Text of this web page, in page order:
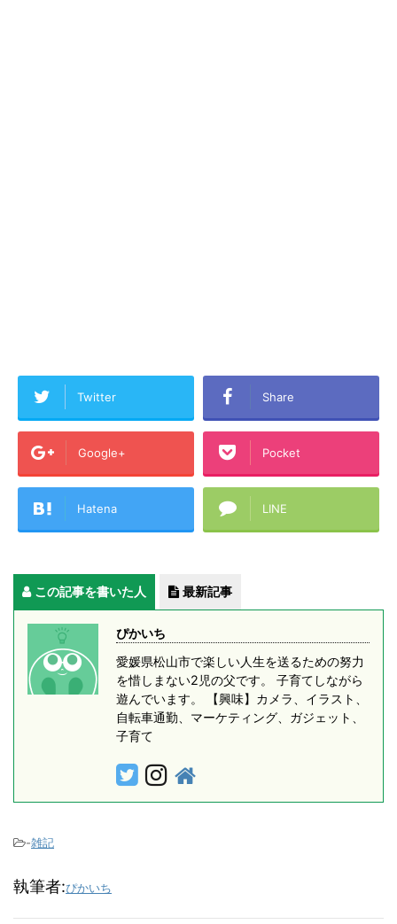
Twitter Share
Google+ Pocket
Hatena LINE
この記事を書いた人 最新記事
ぴかいち
愛媛県松山市で楽しい人生を送るための努力
を惜しまない2児の父です。 子育てしながら
遊んでいます。 【興味】カメラ、イラスト、
自転車通勤、マーケティング、ガジェット、
子育て
-雑記
執筆者:ぴかいち